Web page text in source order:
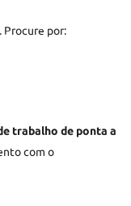
Procure por:
trabalho de ponta a
com o